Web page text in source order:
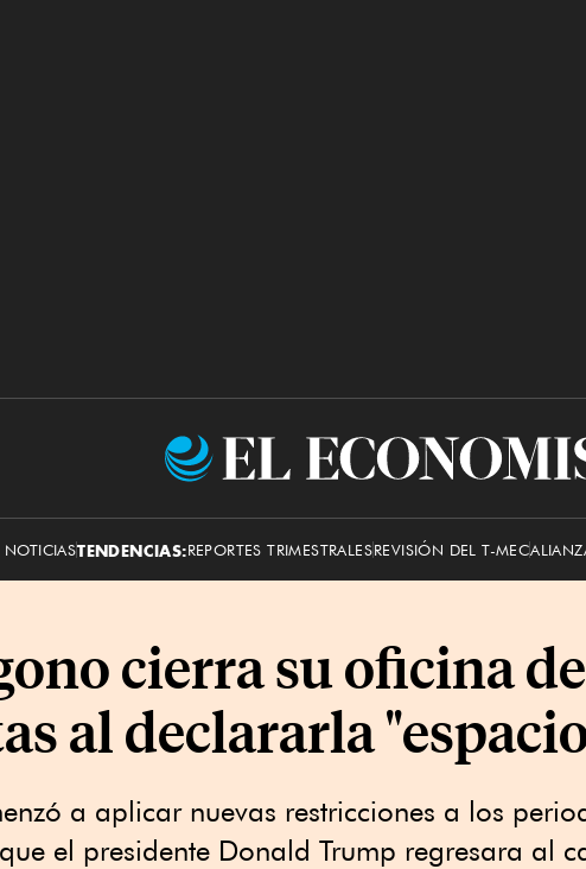
El
NOTICIASTENDENCIAS:REPORTES TRIMESTRALESREVISIÓN DEL T-MEC
cierra su oficina
al declararla
a aplicar nuevas restricciones a los
el presidente Donald Trump regresara al